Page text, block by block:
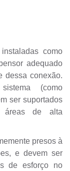
como
adequado
dessa conexão.
(como
ser suportados
áreas de alta
presos à
e devem ser
de esforço no